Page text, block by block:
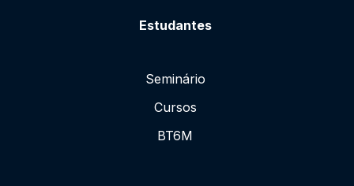
Estudantes
Seminário
Cursos
BT6M